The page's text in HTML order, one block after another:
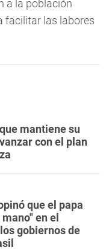
a la población
facilitar las labores
mantiene su
con el plan
que el papa
en el
gobiernos de